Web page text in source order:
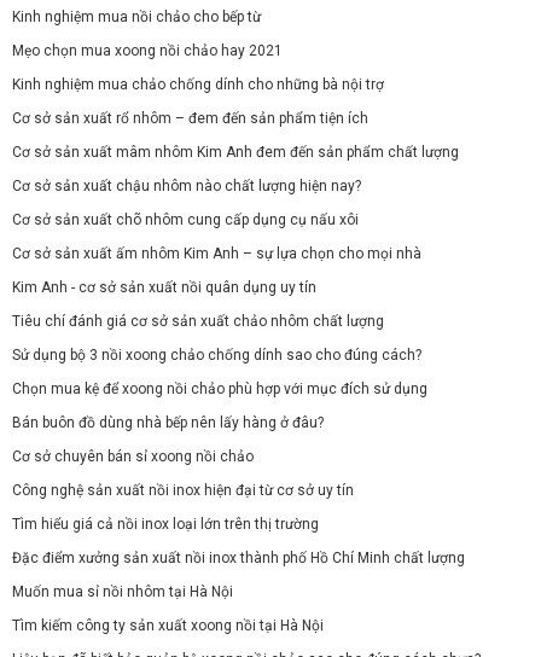
Kinh nghiệm mua nồi chảo cho bếp từ
Mẹo chọn mua xoong nồi chảo hay 2021
Kinh nghiệm mua chảo chống dính cho những bà nội trợ
Cơ sở sản xuất rổ nhôm – đem đến sản phẩm tiện ích
Cơ sở sản xuất mâm nhôm Kim Anh đem đến sản phẩm chất lượng
Cơ sở sản xuất chậu nhôm nào chất lượng hiện nay?
Cơ sở sản xuất chõ nhôm cung cấp dụng cụ nấu xôi
Cơ sở sản xuất ấm nhôm Kim Anh – sự lựa chọn cho mọi nhà
Kim Anh - cơ sở sản xuất nồi quân dụng uy tín
Tiêu chí đánh giá cơ sở sản xuất chảo nhôm chất lượng
Sử dụng bộ 3 nồi xoong chảo chống dính sao cho đúng cách?
Chọn mua kệ để xoong nồi chảo phù hợp với mục đích sử dụng
Bán buôn đồ dùng nhà bếp nên lấy hàng ở đâu?
Cơ sở chuyên bán sỉ xoong nồi chảo
Công nghệ sản xuất nồi inox hiện đại từ cơ sở uy tín
Tìm hiểu giá cả nồi inox loại lớn trên thị trường
Đặc điểm xưởng sản xuất nồi inox thành phố Hồ Chí Minh chất lượng
Muốn mua sỉ nồi nhôm tại Hà Nội
Tìm kiếm công ty sản xuất xoong nồi tại Hà Nội